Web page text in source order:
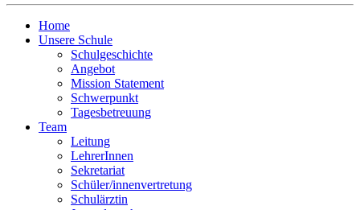
Home
Unsere Schule
Schulgeschichte
Angebot
Mission Statement
Schwerpunkt
Tagesbetreuung
Team
Leitung
LehrerInnen
Sekretariat
Schüler/innenvertretung
Schulärztin